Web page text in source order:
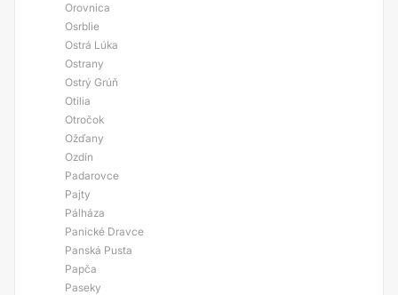
Orovnica
Osrblie
Ostrá Lúka
Ostrany
Ostrý Grúň
Otilia
Otročok
Ožďany
Ozdín
Padarovce
Pajty
Pálháza
Panické Dravce
Panská Pusta
Papča
Paseky